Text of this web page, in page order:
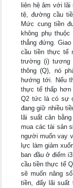
liên hệ âm với
tệ, đường cầu
Mức cung tiền
không phụ
thẳng đứng.
cầu tiền thực tế
trường (i)
thông (Q), nó
hướng tới. Nếu
thực tế thấp hơn
Q2 tức là có sự
đang giữ nhiều
lãi suất cân
mua các tài sản
người muốn vay
lực làm giảm
ban đầu ở điểm
cầu tiền thực tế
sẽ muốn nâng
tiền, đẩy lãi